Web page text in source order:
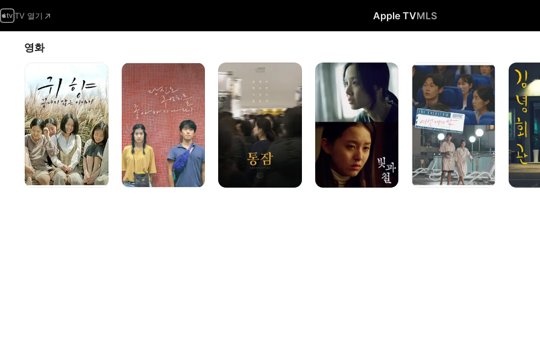
TV 열기 Apple TVMLS
영화
끝나지
않은
이야기
당신도
주성치를
좋아하시나요?
통잠
빛과
철
여섯
개의
김녕회관